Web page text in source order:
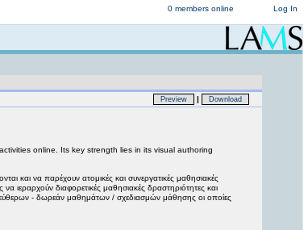
Log In
0 members online
Preview | Download
online. Its key strength lies in its visual authoring
και να παρέχουν ατομικές και συνεργατικές μαθησιακές
ιεραρχούν διαφορετικές μαθησιακές δραστηριότητες και
- δωρεάν μαθημάτων / σχεδιασμών μάθησης οι οποίες